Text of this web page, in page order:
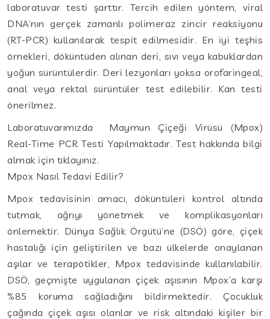
laboratuvar testi şarttır. Tercih edilen yöntem, viral
DNA’nın gerçek zamanlı polimeraz zincir reaksiyonu
(RT-PCR) kullanılarak tespit edilmesidir. En iyi teşhis
örnekleri, döküntüden alınan deri, sıvı veya kabuklardan
yoğun sürüntülerdir. Deri lezyonları yoksa orofaringeal,
anal veya rektal sürüntüler test edilebilir. Kan testi
önerilmez.
Laboratuvarımızda Maymun Çiçeği Virüsü (Mpox)
Real-Time PCR Testi Yapılmaktadır. Test hakkında bilgi
almak için tıklayınız.
Mpox Nasıl Tedavi Edilir?
Mpox tedavisinin amacı, döküntüleri kontrol altında
tutmak, ağrıyı yönetmek ve komplikasyonları
önlemektir. Dünya Sağlık Örgütü’ne (DSÖ) göre, çiçek
hastalığı için geliştirilen ve bazı ülkelerde onaylanan
aşılar ve terapötikler, Mpox tedavisinde kullanılabilir.
DSÖ, geçmişte uygulanan çiçek aşısının Mpox’a karşı
%85 koruma sağladığını bildirmektedir. Çocukluk
çağında çiçek aşısı olanlar ve risk altındaki kişiler bir